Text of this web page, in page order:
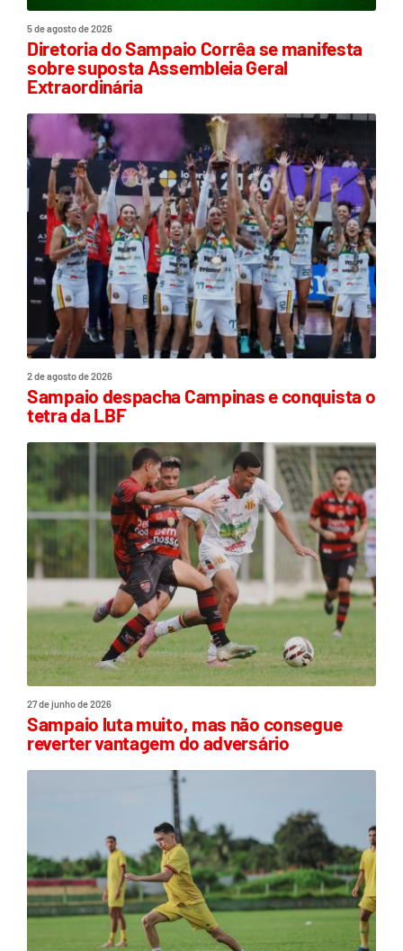
5 de agosto de 2026
Diretoria do Sampaio Corrêa se manifesta
sobre suposta Assembleia Geral
Extraordinária
2 de agosto de 2026
Sampaio despacha Campinas e conquista o
tetra da LBF
27 de junho de 2026
Sampaio luta muito, mas não consegue
reverter vantagem do adversário